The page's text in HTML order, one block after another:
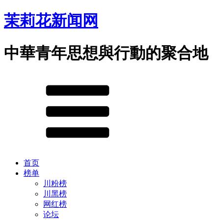
茉莉花新闻网
中華青年思想與行動的聚合地
首页
榜单
川粉榜
川黑榜
网红榜
论坛